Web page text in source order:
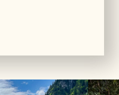
01
10